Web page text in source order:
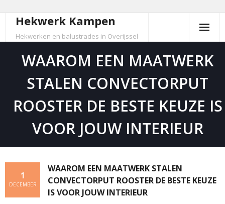
content
Hekwerk Kampen
Hekwerken en balustrades in Overijssel
WAAROM EEN MAATWERK
STALEN CONVECTORPUT
ROOSTER DE BESTE KEUZE IS
VOOR JOUW INTERIEUR
WAAROM EEN MAATWERK STALEN
CONVECTORPUT ROOSTER DE BESTE KEUZE
IS VOOR JOUW INTERIEUR
1
DECEMBER